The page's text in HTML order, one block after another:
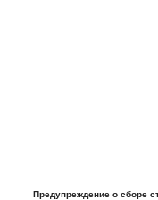
Предупреждение о сборе